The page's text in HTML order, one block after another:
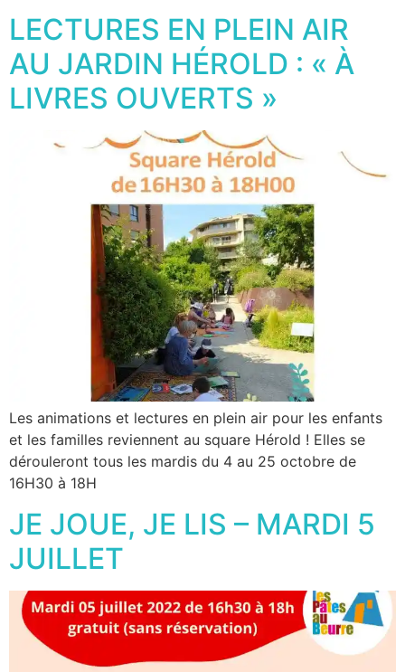
LECTURES EN PLEIN AIR
AU JARDIN HÉROLD : « À
LIVRES OUVERTS »
Les animations et lectures en plein air pour les enfants
et les familles reviennent au square Hérold ! Elles se
dérouleront tous les mardis du 4 au 25 octobre de
16H30 à 18H
JE JOUE, JE LIS – MARDI 5
JUILLET